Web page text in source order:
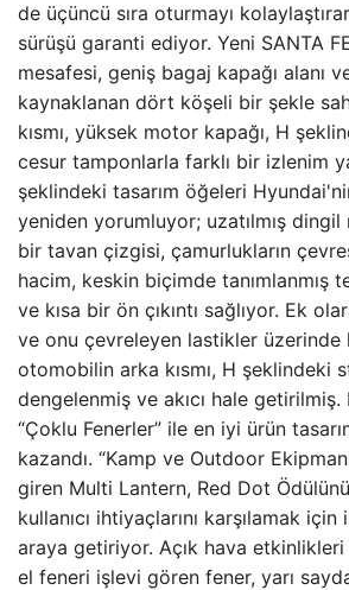
de üçüncü sıra oturmayı
sürüşü garanti ediyor. Yeni SANTA
mesafesi, geniş bagaj kapağı alanı
kaynaklanan dört köşeli bir şekle
kısmı, yüksek motor kapağı, H
cesur tamponlarla farklı bir izlenim
şeklindeki tasarım öğeleri
yeniden yorumluyor; uzatılmış
bir tavan çizgisi, çamurlukların
hacim, keskin biçimde tanımlanmış
ve kısa bir ön çıkıntı sağlıyor. Ek
ve onu çevreleyen lastikler üzerinde
otomobilin arka kısmı, H şeklindeki
dengelenmiş ve akıcı hale getirilmiş.
“Çoklu Fenerler” ile en iyi ürün
kazandı. “Kamp ve Outdoor
giren Multi Lantern, Red Dot
kullanıcı ihtiyaçlarını karşılamak
araya getiriyor. Açık hava
el feneri işlevi gören fener, yarı